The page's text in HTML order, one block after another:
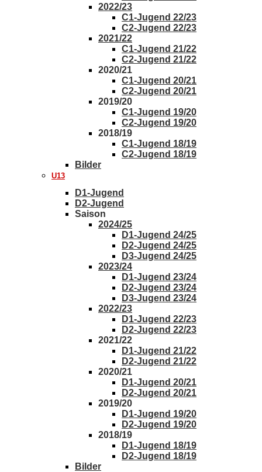
2022/23
C1-Jugend 22/23
C2-Jugend 22/23
2021/22
C1-Jugend 21/22
C2-Jugend 21/22
2020/21
C1-Jugend 20/21
C2-Jugend 20/21
2019/20
C1-Jugend 19/20
C2-Jugend 19/20
2018/19
C1-Jugend 18/19
C2-Jugend 18/19
Bilder
U13
D1-Jugend
D2-Jugend
Saison
2024/25
D1-Jugend 24/25
D2-Jugend 24/25
D3-Jugend 24/25
2023/24
D1-Jugend 23/24
D2-Jugend 23/24
D3-Jugend 23/24
2022/23
D1-Jugend 22/23
D2-Jugend 22/23
2021/22
D1-Jugend 21/22
D2-Jugend 21/22
2020/21
D1-Jugend 20/21
D2-Jugend 20/21
2019/20
D1-Jugend 19/20
D2-Jugend 19/20
2018/19
D1-Jugend 18/19
D2-Jugend 18/19
Bilder